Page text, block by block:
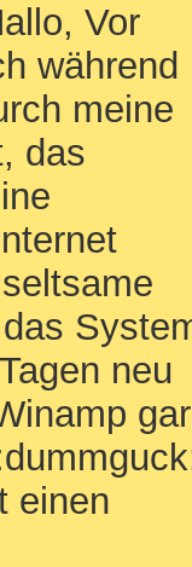
Vor
während
meine
das
neu
gar
einen